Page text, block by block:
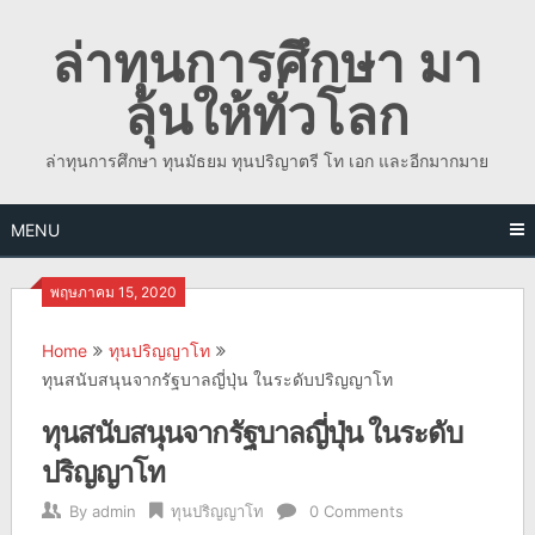
contentล่าทุนการศึกษา มา
ลุ้นให้ทั่วโลก
ล่าทุนการศึกษา ทุนมัธยม ทุนปริญาตรี โท เอก และอีกมากมาย
MENU
พฤษภาคม 15, 2020
Home
ทุนปริญญาโท
ทุนสนับสนุนจากรัฐบาลญี่ปุ่น ในระดับปริญญาโท
ทุนสนับสนุนจากรัฐบาลญี่ปุ่น ในระดับ
ปริญญาโท
By admin ทุนปริญญาโท 0 Comments